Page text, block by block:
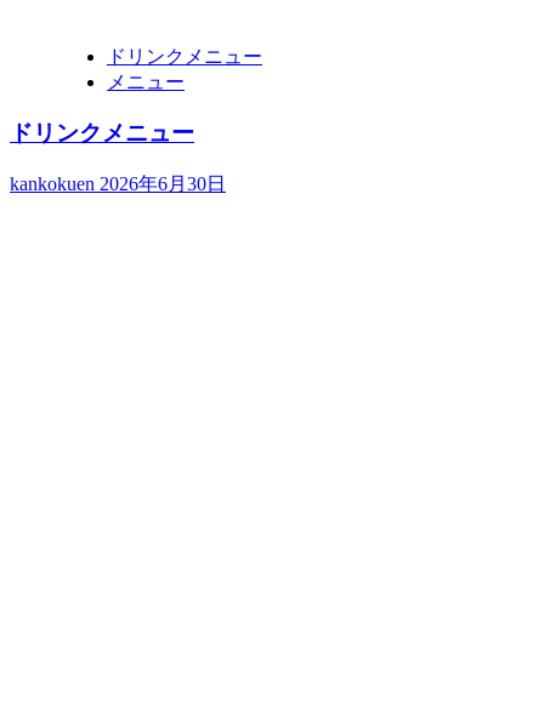
ドリンクメニュー
メニュー
ドリンクメニュー
kankokuen 2026年6月30日